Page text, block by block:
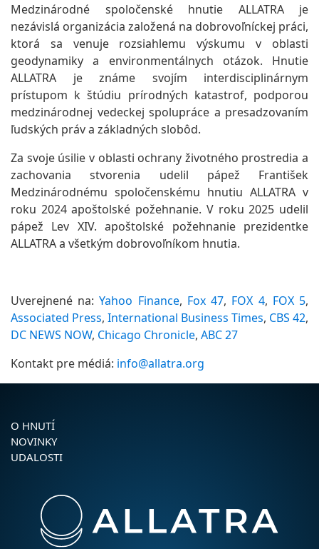
Medzinárodné spoločenské hnutie ALLATRA je
nezávislá organizácia založená na dobrovoľníckej práci,
ktorá sa venuje rozsiahlemu výskumu v oblasti
geodynamiky a environmentálnych otázok. Hnutie
ALLATRA je známe svojím interdisciplinárnym
prístupom k štúdiu prírodných katastrof, podporou
medzinárodnej vedeckej spolupráce a presadzovaním
ľudských práv a základných slobôd.
Za svoje úsilie v oblasti ochrany životného prostredia a
zachovania stvorenia udelil pápež František
Medzinárodnému spoločenskému hnutiu ALLATRA v
roku 2024 apoštolské požehnanie. V roku 2025 udelil
pápež Lev XIV. apoštolské požehnanie prezidentke
ALLATRA a všetkým dobrovoľníkom hnutia.
Uverejnené na:Yahoo Finance, Fox 47, FOX 4, FOX 5,
Associated Press, International Business Times, CBS 42,
DC NEWS NOW, Chicago Chronicle, ABC 27
Kontakt pre médiá: info@allatra.org
O HNUTÍ
NOVINKY
UDALOSTI